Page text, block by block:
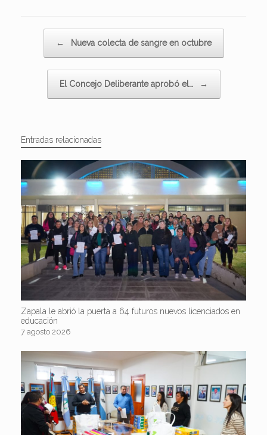
← Nueva colecta de sangre en octubre
El Concejo Deliberante aprobó el… →
Entradas relacionadas
Zapala le abrió la puerta a 64 futuros nuevos licenciados en
educación
7 agosto 2026